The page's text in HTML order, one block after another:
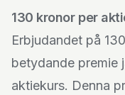
130 kronor per
Erbjudandet på
betydande premie
aktiekurs. Denna